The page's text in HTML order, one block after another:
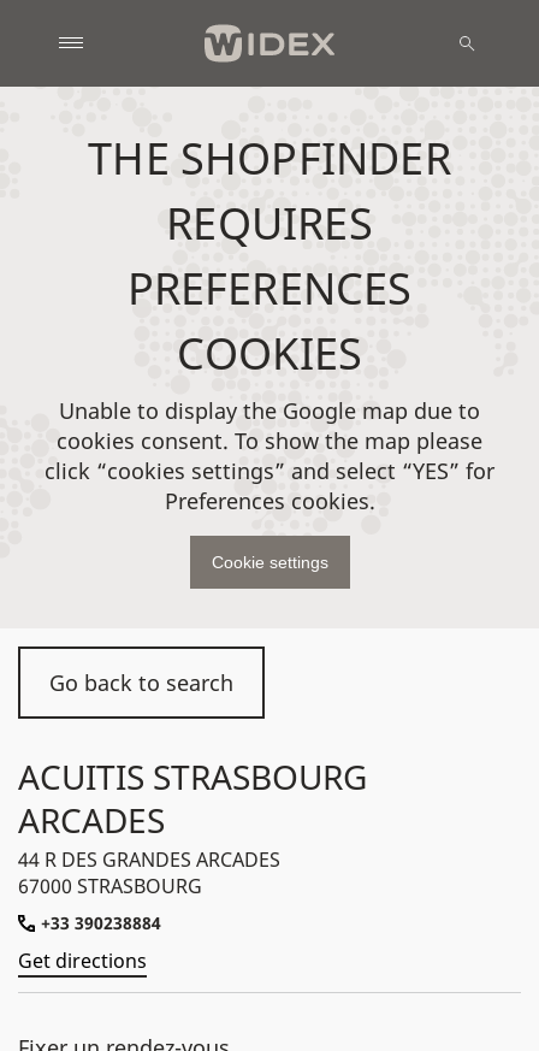
Go back to search
ACUITIS STRASBOURG
ARCADES
44 R DES GRANDES ARCADES
67000 STRASBOURG
+33 390238884
Get directions
THE SHOPFINDER
REQUIRES
PREFERENCES
COOKIES
Unable to display the Google map due to
cookies consent. To show the map please
click “cookies settings” and select “YES” for
Preferences cookies.
Cookie settings